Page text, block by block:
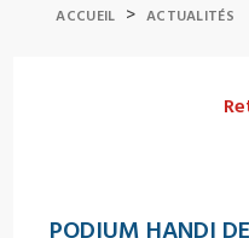
ACCUEIL > ACTUALITÉS